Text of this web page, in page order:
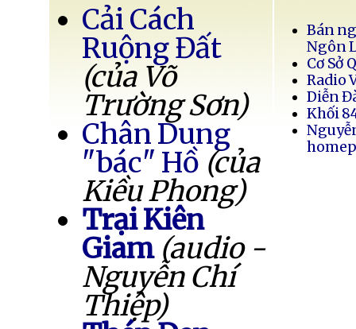
Cải Cách
Ruộng Đất
(của Võ
Trường Sơn)
Chân Dung
"bác" Hồ (của
Kiều Phong)
Trại Kiên
Giam (audio -
Nguyễn Chí
Thiệp)
Bán
Ngôn
Cơ Sở
Radio
Diễn
Khối